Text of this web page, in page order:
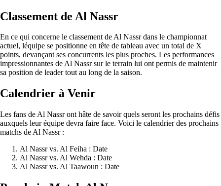
Classement de Al Nassr
En ce qui concerne le classement de Al Nassr dans le championnat
actuel, léquipe se positionne en tête de tableau avec un total de X
points, devançant ses concurrents les plus proches. Les performances
impressionnantes de Al Nassr sur le terrain lui ont permis de maintenir
sa position de leader tout au long de la saison.
Calendrier à Venir
Les fans de Al Nassr ont hâte de savoir quels seront les prochains défis
auxquels leur équipe devra faire face. Voici le calendrier des prochains
matchs de Al Nassr :
Al Nassr vs. Al Feiha : Date
Al Nassr vs. Al Wehda : Date
Al Nassr vs. Al Taawoun : Date